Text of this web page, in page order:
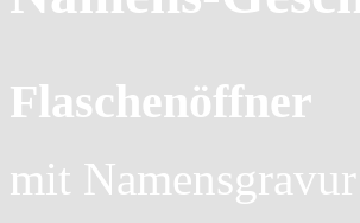
Flaschenöffner
mit Namensgravur